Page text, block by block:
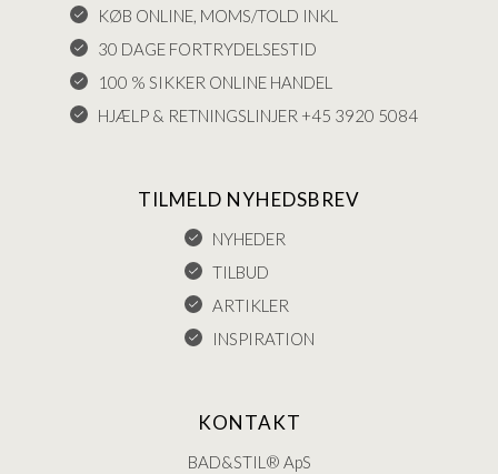
KØB ONLINE, MOMS/TOLD INKL
30 DAGE FORTRYDELSESTID
100 % SIKKER ONLINE HANDEL
HJÆLP & RETNINGSLINJER +45 3920 5084
TILMELD NYHEDSBREV
NYHEDER
TILBUD
ARTIKLER
INSPIRATION
KONTAKT
BAD&STIL® ApS